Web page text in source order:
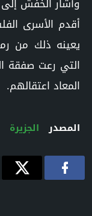
أقدم الأسرى
يعينه ذلك من
التي رعت صفقة
المعاد اعتقالهم.
المصدر الجزيرة